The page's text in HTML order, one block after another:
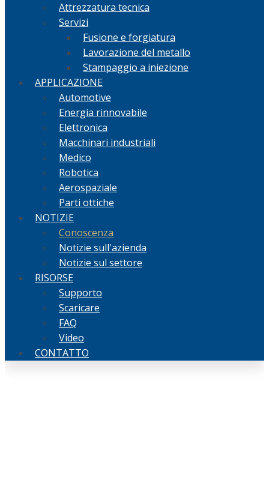
Attrezzatura tecnica
Servizi
Fusione e forgiatura
Lavorazione del metallo
Stampaggio a iniezione
APPLICAZIONE
Automotive
Energia rinnovabile
Elettronica
Macchinari industriali
Medico
Robotica
Aerospaziale
Parti ottiche
NOTIZIE
Conoscenza
Notizie sull'azienda
Notizie sul settore
RISORSE
Supporto
Scaricare
FAQ
Video
CONTATTO